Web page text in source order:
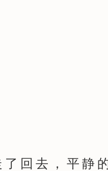
回去，平静